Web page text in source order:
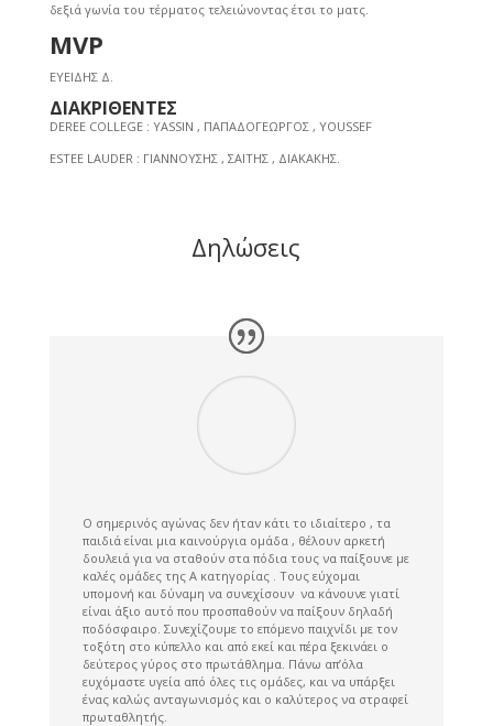
δεξιά γωνία του τέρματος τελειώνοντας έτσι το ματς.
MVP
ΕΥΕΙΔΗΣ Δ.
ΔΙΑΚΡΙΘΕΝΤΕΣ
DEREE COLLEGE : YASSIN , ΠΑΠΑΔΟΓΕΩΡΓΟΣ , ΥΟUSSEF
ESTEE LAUDER : ΓΙΑΝΝΟΥΣΗΣ , ΣΑΙΤΗΣ , ΔΙΑΚΑΚΗΣ.
Δηλώσεις
Ο σημερινός αγώνας δεν ήταν κάτι το ιδιαίτερο , τα
παιδιά είναι μια καινούργια ομάδα , θέλουν αρκετή
δουλειά για να σταθούν στα πόδια τους να παίξουνε με
καλές ομάδες της Α κατηγορίας . Τους εύχομαι
υπομονή και δύναμη να συνεχίσουν να κάνουνε γιατί
είναι άξιο αυτό που προσπαθούν να παίξουν δηλαδή
ποδόσφαιρο. Συνεχίζουμε το επόμενο παιχνίδι με τον
τοξότη στο κύπελλο και από εκεί και πέρα ξεκινάει ο
δεύτερος γύρος στο πρωτάθλημα. Πάνω απ’όλα
ευχόμαστε υγεία από όλες τις ομάδες, και να υπάρξει
ένας καλώς ανταγωνισμός και ο καλύτερος να στραφεί
πρωταθλητής.